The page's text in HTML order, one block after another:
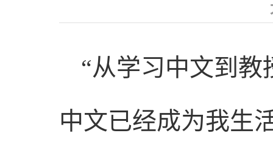
“从学习中文到
中文已经成为我生